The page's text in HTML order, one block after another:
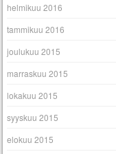
helmikuu 2016
tammikuu 2016
joulukuu 2015
marraskuu 2015
lokakuu 2015
syyskuu 2015
elokuu 2015